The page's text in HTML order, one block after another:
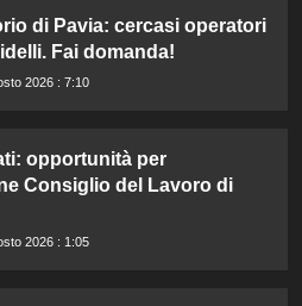
di Pavia: cercasi operatori
Fai domanda!
2026 : 7:10
opportunità per
Consiglio del Lavoro di
2026 : 1:05